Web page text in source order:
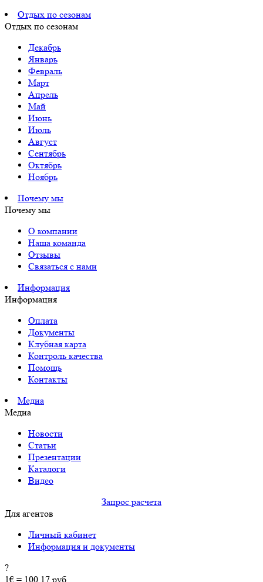
Отдых по сезонам
Отдых по сезонам
Декабрь
Январь
Февраль
Март
Апрель
Май
Июнь
Июль
Август
Сентябрь
Октябрь
Ноябрь
Почему мы
Почему мы
О компании
Наша команда
Отзывы
Связаться с нами
Информация
Информация
Оплата
Документы
Клубная карта
Контроль качества
Помощь
Контакты
Медиа
Медиа
Новости
Статьи
Презентации
Каталоги
Видео
Запрос расчета
Для агентов
Личный кабинет
Информация и документы
?
1€ = 100.17 руб.